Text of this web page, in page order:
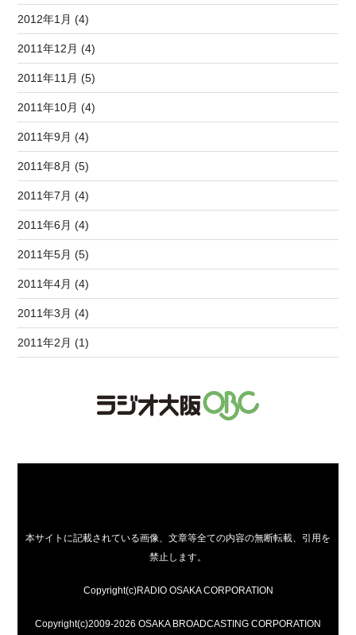
2012年1月 (4)
2011年12月 (4)
2011年11月 (5)
2011年10月 (4)
2011年9月 (4)
2011年8月 (5)
2011年7月 (4)
2011年6月 (4)
2011年5月 (5)
2011年4月 (4)
2011年3月 (4)
2011年2月 (1)
本サイトに記載されている画像、文章等全ての内容の無断転載、引用を
禁止します。
Copyright(c)RADIO OSAKA CORPORATION
Copyright(c)2009-2026 OSAKA BROADCASTING CORPORATION